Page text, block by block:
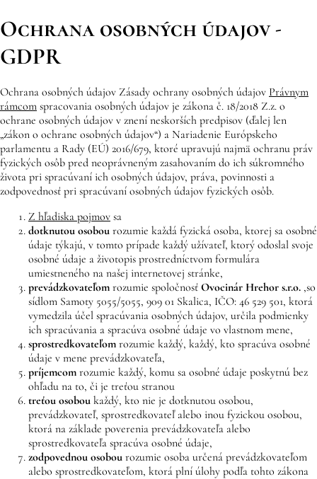
Ochrana osobných údajov -
GDPR
Ochrana osobných údajov Zásady ochrany osobných údajov Právnym
rámcom spracovania osobných údajov je zákona č. 18/2018 Z.z. o
ochrane osobných údajov v znení neskorších predpisov (ďalej len
„zákon o ochrane osobných údajov“) a Nariadenie Európskeho
parlamentu a Rady (EÚ) 2016/679, ktoré upravujú najmä ochranu práv
fyzických osôb pred neoprávneným zasahovaním do ich súkromného
života pri spracúvaní ich osobných údajov, práva, povinnosti a
zodpovednosť pri spracúvaní osobných údajov fyzických osôb.
Z hľadiska pojmov sa
dotknutou osobou rozumie každá fyzická osoba, ktorej sa osobné
údaje týkajú, v tomto prípade každý užívateľ, ktorý odoslal svoje
osobné údaje a životopis prostredníctvom formulára
umiestneného na našej internetovej stránke,
prevádzkovateľom rozumie spoločnosť Ovocinár Hrehor s.r.o. ,so
sídlom Samoty 5055/5055, 909 01 Skalica, IČO: 46 529 501, ktorá
vymedzila účel spracúvania osobných údajov, určila podmienky
ich spracúvania a spracúva osobné údaje vo vlastnom mene,
sprostredkovateľom rozumie každý, každý, kto spracúva osobné
údaje v mene prevádzkovateľa,
príjemcom rozumie každý, komu sa osobné údaje poskytnú bez
ohľadu na to, či je treťou stranou
treťou osobou každý, kto nie je dotknutou osobou,
prevádzkovateľ, sprostredkovateľ alebo inou fyzickou osobou,
ktorá na základe poverenia prevádzkovateľa alebo
sprostredkovateľa spracúva osobné údaje,
zodpovednou osobou rozumie osoba určená prevádzkovateľom
alebo sprostredkovateľom, ktorá plní úlohy podľa tohto zákona